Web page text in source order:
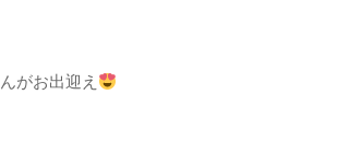
がお出迎え